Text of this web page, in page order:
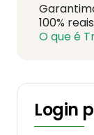
100%
O que é
Login